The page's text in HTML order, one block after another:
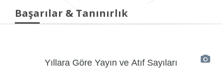
Başarılar & Tanınırlık
Yıllara Göre Yayın ve Atıf Sayıları